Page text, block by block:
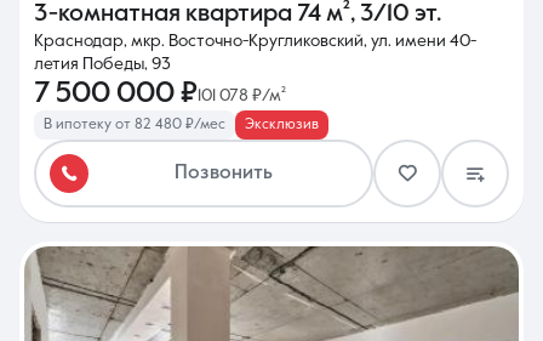
3-комнатная квартира 74 м², 3/10 эт.
Краснодар, мкр. Восточно-Кругликовский, ул. имени 40-
летия Победы, 93
7 500 000 ₽101 078 ₽/м²
В ипотеку от 82 480 ₽/мес Эксклюзив
Позвонить